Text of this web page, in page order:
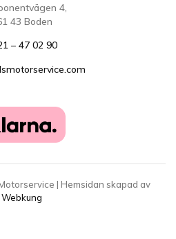
4,
43 Boden
– 47 02 90
| Hemsidan skapad av
Webkung